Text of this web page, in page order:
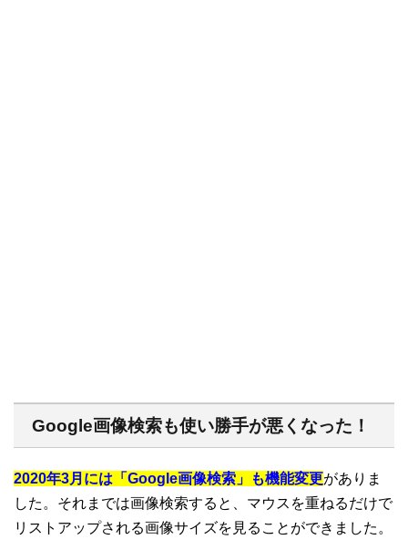
Google画像検索も使い勝手が悪くなった！
2020年3月には「Google画像検索」も機能変更がありま
した。それまでは画像検索すると、マウスを重ねるだけで
リストアップされる画像サイズを見ることができました。